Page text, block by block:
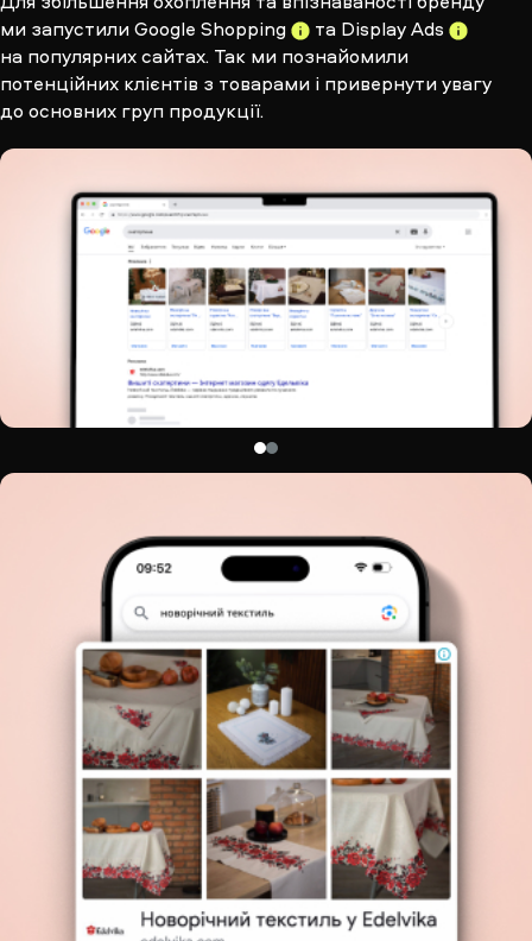
ми запустили Google Shopping та Display Ads
на популярних сайтах. Так ми познайомили
потенційних клієнтів з товарами і привернути увагу
до основних груп продукції.